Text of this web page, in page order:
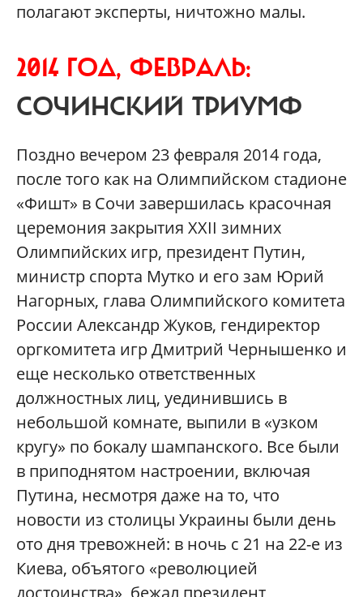
полагают эксперты, ничтожно малы.
2014 ГОД, ФЕВРАЛЬ:
СОЧИНСКИЙ ТРИУМФ
Поздно вечером 23 февраля 2014 года,
после того как на Олимпийском стадионе
«Фишт» в Сочи завершилась красочная
церемония закрытия XXII зимних
Олимпийских игр, президент Путин,
министр спорта Мутко и его зам Юрий
Нагорных, глава Олимпийского комитета
России Александр Жуков, гендиректор
оргкомитета игр Дмитрий Чернышенко и
еще несколько ответственных
должностных лиц, уединившись в
небольшой комнате, выпили в «узком
кругу» по бокалу шампанского. Все были
в приподнятом настроении, включая
Путина, несмотря даже на то, что
новости из столицы Украины были день
ото дня тревожней: в ночь с 21 на 22-е из
Киева, объятого «революцией